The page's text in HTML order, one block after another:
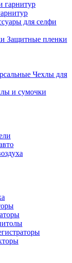
для селфи
Защитные пленки
Чехлы для
и сумочки